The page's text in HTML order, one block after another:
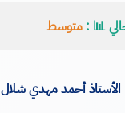
📊 : متوسط
الأستاذ أحمد مهدي شلال